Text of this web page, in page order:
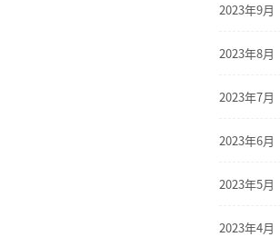
2023年9月
2023年8月
2023年7月
2023年6月
2023年5月
2023年4月